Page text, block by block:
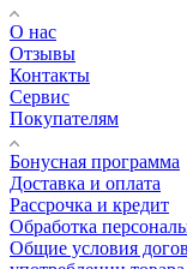
О нас
Отзывы
Контакты
Сервис
Покупателям
Бонусная программа
Доставка и оплата
Рассрочка и кредит
Обработка
Общие условия